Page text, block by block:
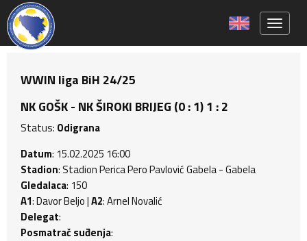
WWIN liga BiH 24/25
NK GOŠK - NK ŠIROKI BRIJEG (0 : 1) 1 : 2
Status: Odigrana
Datum: 15.02.2025 16:00
Stadion: Stadion Perica Pero Pavlović Gabela - Gabela
Gledalaca: 150
A1: Davor Beljo |A2: Arnel Novalić
Delegat:
Posmatrač suđenja: